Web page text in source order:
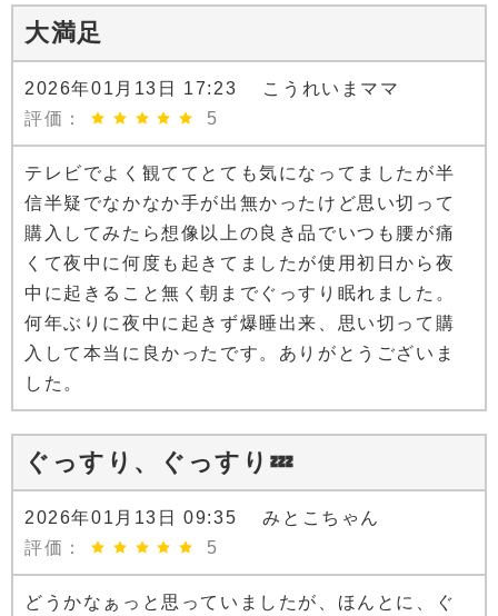
大満足
2026年01月13日 17:23 こうれいまママ
評価：
5
テレビでよく観ててとても気になってましたが半
信半疑でなかなか手が出無かったけど思い切って
購入してみたら想像以上の良き品でいつも腰が痛
くて夜中に何度も起きてましたが使用初日から夜
中に起きること無く朝までぐっすり眠れました。
何年ぶりに夜中に起きず爆睡出来、思い切って購
入して本当に良かったです。ありがとうございま
した。
ぐっすり、ぐっすり💤
2026年01月13日 09:35 みとこちゃん
評価：
5
どうかなぁっと思っていましたが、ほんとに、ぐ